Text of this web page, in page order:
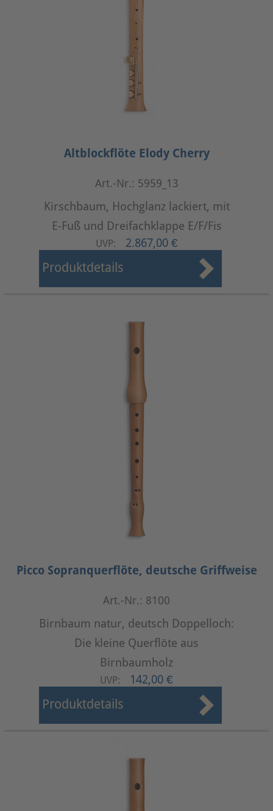
Altblockflöte Elody Cherry
Art.-Nr.: 5959_13
Kirschbaum, Hochglanz lackiert, mit
E-Fuß und Dreifachklappe E/F/Fis
UVP: 2.867,00 €
Produktdetails
Picco Sopranquerflöte, deutsche Griffweise
Art.-Nr.: 8100
Birnbaum natur, deutsch Doppelloch:
Die kleine Querflöte aus
Birnbaumholz
UVP: 142,00 €
Produktdetails